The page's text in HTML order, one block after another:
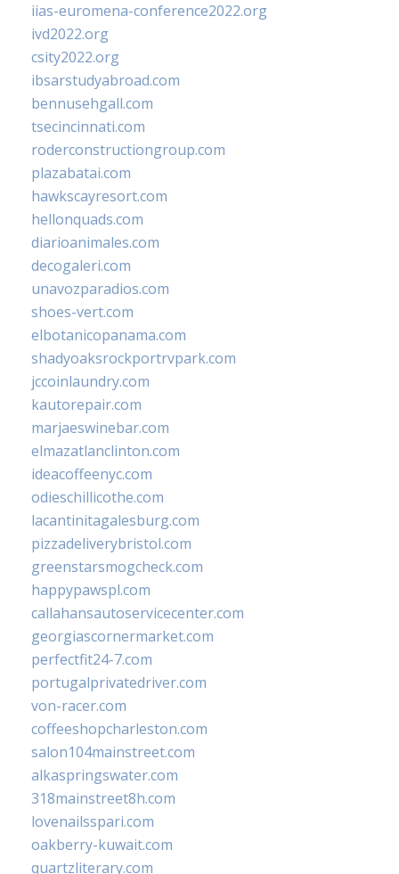
iias-euromena-conference2022.org
ivd2022.org
csity2022.org
ibsarstudyabroad.com
bennusehgall.com
tsecincinnati.com
roderconstructiongroup.com
plazabatai.com
hawkscayresort.com
hellonquads.com
diarioanimales.com
decogaleri.com
unavozparadios.com
shoes-vert.com
elbotanicopanama.com
shadyoaksrockportrvpark.com
jccoinlaundry.com
kautorepair.com
marjaeswinebar.com
elmazatlanclinton.com
ideacoffeenyc.com
odieschillicothe.com
lacantinitagalesburg.com
pizzadeliverybristol.com
greenstarsmogcheck.com
happypawspl.com
callahansautoservicecenter.com
georgiascornermarket.com
perfectfit24-7.com
portugalprivatedriver.com
von-racer.com
coffeeshopcharleston.com
salon104mainstreet.com
alkaspringswater.com
318mainstreet8h.com
lovenailsspari.com
oakberry-kuwait.com
quartzliterary.com